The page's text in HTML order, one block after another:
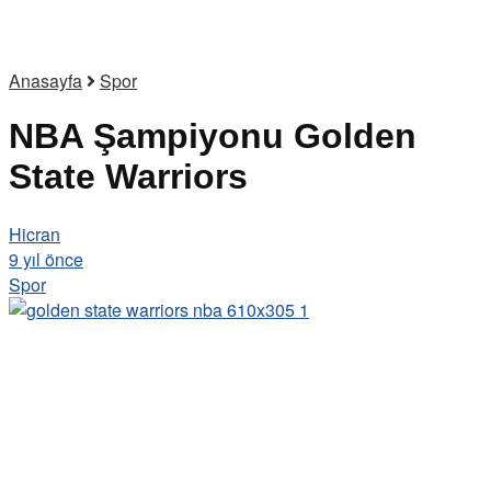
Anasayfa Spor
NBA Şampiyonu Golden
State Warriors
Hicran
9 yıl önce
Spor